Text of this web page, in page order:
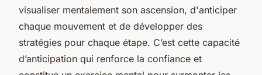
visualiser mentalement son ascension, d'anticiper
chaque mouvement et de développer des
stratégies pour chaque étape. C’est cette capacité
d’anticipation qui renforce la confiance et